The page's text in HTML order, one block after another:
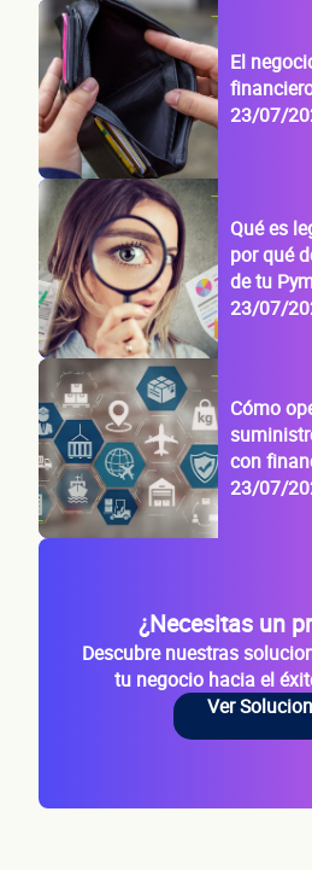
El
23/07/
Qué es
por qué
de tu
23/07/
Cómo
con
23/07/
¿Necesitas un
Descubre nuestras
tu negocio hacia el
Ver